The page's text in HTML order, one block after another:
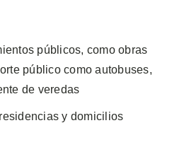
públicos, como obras
público como autobuses,
de veredas
y domicilios